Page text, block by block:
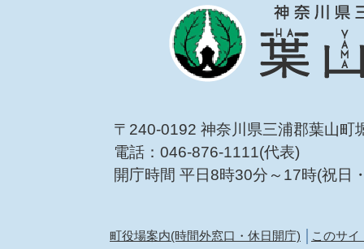
〒240-0192 神奈川県三浦郡葉山町
電話：046-876-1111(代表)
開庁時間 平日8時30分～17時(祝日
町役場案内(時間外窓口・休日開庁)
このサイ